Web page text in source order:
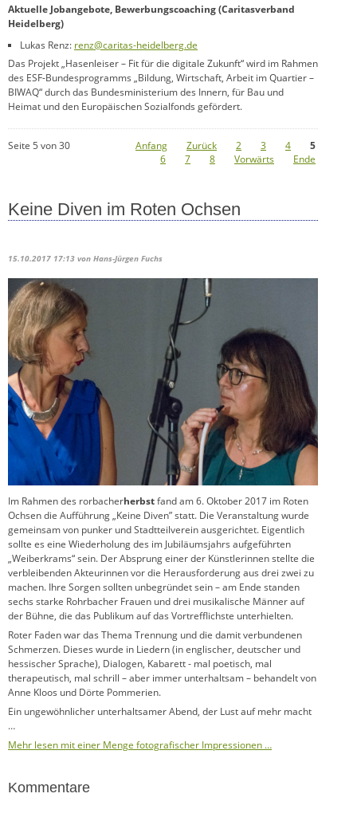
Aktuelle Jobangebote, Bewerbungscoaching (Caritasverband
Heidelberg)
Lukas Renz: renz@caritas-heidelberg.de
Das Projekt „Hasenleiser – Fit für die digitale Zukunft“ wird im Rahmen
des ESF-Bundesprogramms „Bildung, Wirtschaft, Arbeit im Quartier –
BIWAQ“ durch das Bundesministerium des Innern, für Bau und
Heimat und den Europäischen Sozialfonds gefördert.
Seite 5 von 30 Anfang Zurück 2 3 4
5
6
7 8 Vorwärts Ende
Keine Diven im Roten Ochsen
15.10.2017 17:13 von Hans-Jürgen Fuchs
Im Rahmen des rorbacherherbstfand am 6. Oktober 2017 im Roten
Ochsen die Aufführung „Keine Diven” statt. Die Veranstaltung wurde
gemeinsam von punker und Stadtteilverein ausgerichtet. Eigentlich
sollte es eine Wiederholung des im Jubiläumsjahrs aufgeführten
„Weiberkrams“ sein. Der Absprung einer der Künstlerinnen stellte die
verbleibenden Akteurinnen vor die Herausforderung aus drei zwei zu
machen. Ihre Sorgen sollten unbegründet sein – am Ende standen
sechs starke Rohrbacher Frauen und drei musikalische Männer auf
der Bühne, die das Publikum auf das Vortrefflichste unterhielten.
Roter Faden war das Thema Trennung und die damit verbundenen
Schmerzen. Dieses wurde in Liedern (in englischer, deutscher und
hessischer Sprache), Dialogen, Kabarett - mal poetisch, mal
therapeutisch, mal schrill – aber immer unterhaltsam – behandelt von
Anne Kloos und Dörte Pommerien.
Ein ungewöhnlicher unterhaltsamer Abend, der Lust auf mehr macht
…
Mehr lesen mit einer Menge fotografischer Impressionen …
Kommentare